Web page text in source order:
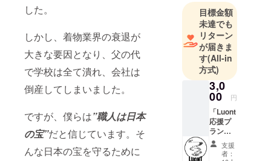
した。
しかし、着物業界の衰退が
大きな要因となり、父の代
で学校は全て潰れ、会社は
倒産してしまいました。
ですが、僕らは”職人は日本
の宝”だと信じています。そ
んな日本の宝を守るために
目標金額
未達でも
リターン
が届きま
す(All-in
方式)
3,0
00 円
「Luont
応援プ
ラン」
サウナ
が苦手
支援
者：